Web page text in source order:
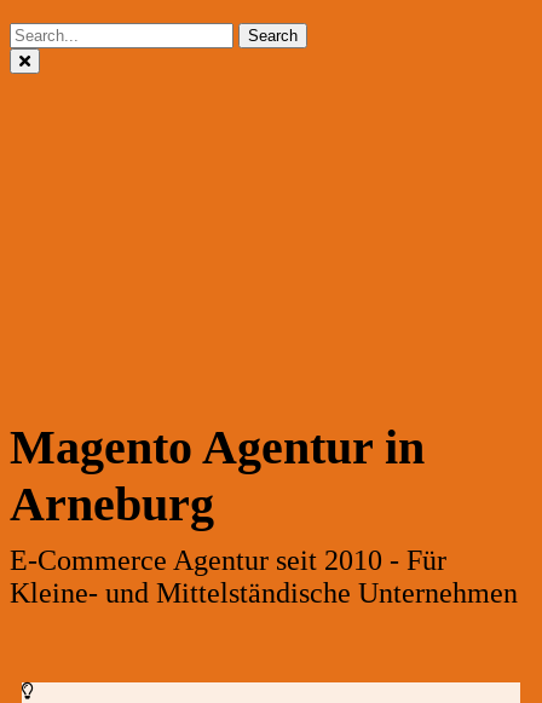
Search
Magento Agentur in
Arneburg
E-Commerce Agentur seit 2010 - Für
Kleine- und Mittelständische Unternehmen